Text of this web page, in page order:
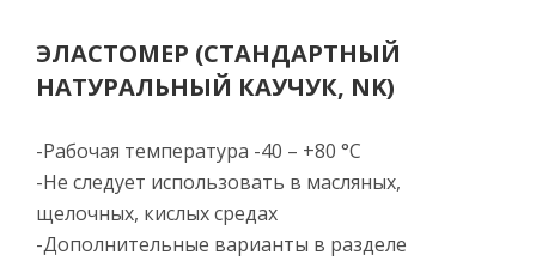
ЭЛАСТОМЕР (СТАНДАРТНЫЙ
НАТУРАЛЬНЫЙ КАУЧУК, NK)
-Рабочая температура -40 – +80 °C
-Не следует использовать в масляных,
щелочных, кислых средах
-Дополнительные варианты в разделе